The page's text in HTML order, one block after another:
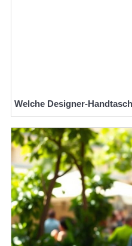
Welche Designer-